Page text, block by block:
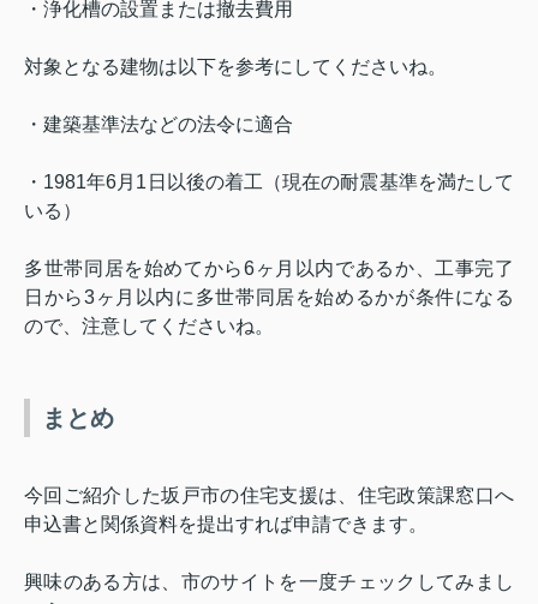
・浄化槽の設置または撤去費用
対象となる建物は以下を参考にしてくださいね。
・建築基準法などの法令に適合
・ 1981年6月 1 日以後の着工（現在の耐震基準を満たして
いる）
多世帯同居を始めてから6ヶ月以内であるか、工事完了
日から3ヶ月以内に多世帯同居を始めるかが条件になる
ので、注意してくださいね。
まとめ
今回ご紹介した坂戸市の住宅支援は、住宅政策課窓口へ
申込書と関係資料を提出すれば申請できます。
興味のある方は、市のサイトを一度チェックしてみまし